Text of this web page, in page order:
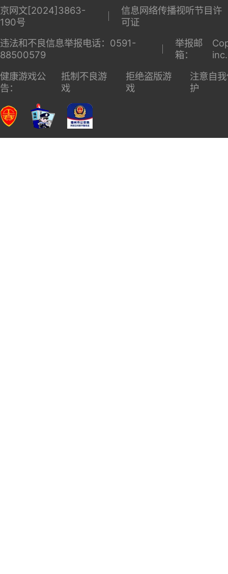
京网文[2024]3863-
190号
信息网络传播视听节目许
可证
违法和不良信息举报电话：0591-
88500579
举报邮
箱：
健康游戏公
告：
抵制不良游
戏
拒绝盗版游
戏
注意自
护